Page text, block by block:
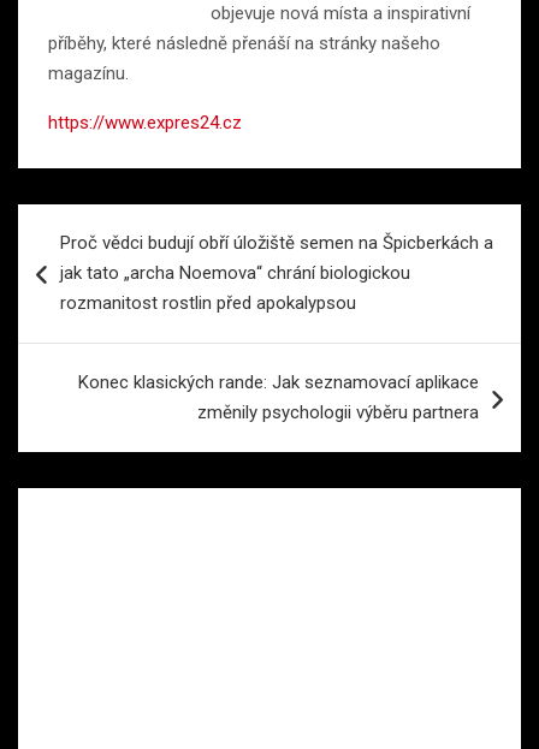
objevuje nová místa a inspirativní
příběhy, které následně přenáší na stránky našeho
magazínu.
https://www.expres24.cz
pro
příspěvek
Proč vědci budují obří úložiště semen na Špicberkách a
jak tato „archa Noemova“ chrání biologickou
rozmanitost rostlin před apokalypsou
Konec klasických rande: Jak seznamovací aplikace
změnily psychologii výběru partnera